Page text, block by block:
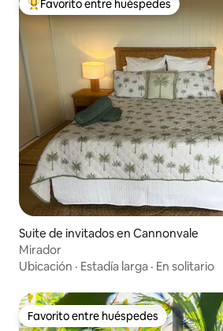
Favorito entre huéspedes preferido
Favorito entre huéspedes
Suite de invitados en Cannonvale
Mirador
Ubicación · Estadía larga · En solitario
Favorito entre huéspedes
Favorito entre huéspedes